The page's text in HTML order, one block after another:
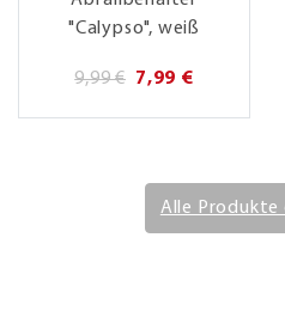
"Calypso", weiß
9,99 € 7,99 €
Alle Produkte